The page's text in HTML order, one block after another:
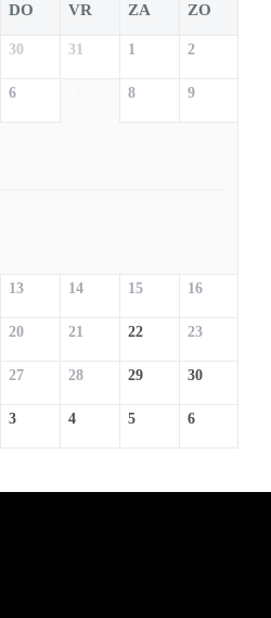
DO VR ZA ZO
30 31 1 2
6 8 9
13 14 15 16
20 21 22 23
27 28 29 30
3 4 5 6